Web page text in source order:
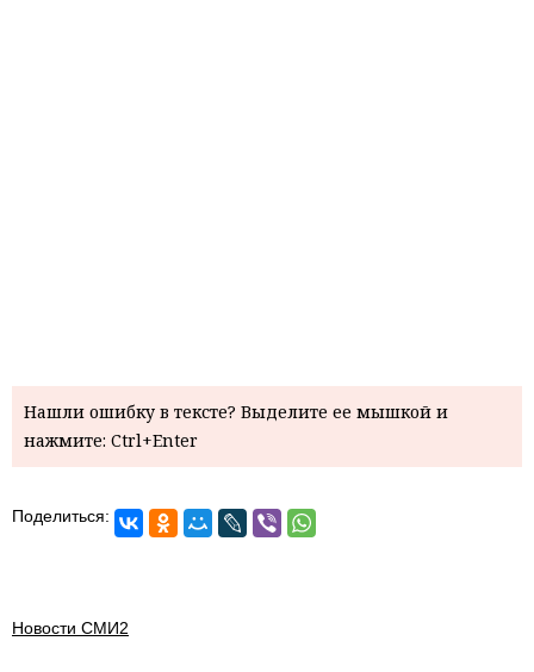
Нашли ошибку в тексте? Выделите ее мышкой и
нажмите: Ctrl+Enter
Поделиться:
Новости СМИ2